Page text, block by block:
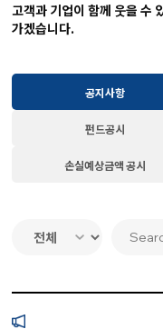
고객과 기업이 함께 웃을 수
가겠습니다.
공지사항
펀드공시
손실예상금액 공시